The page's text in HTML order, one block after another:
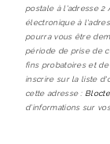
postale à l'adresse 2
électronique à
pourra vous être
période de prise de
fins probatoires et
inscrire sur la liste
cette adresse :
d’informations sur